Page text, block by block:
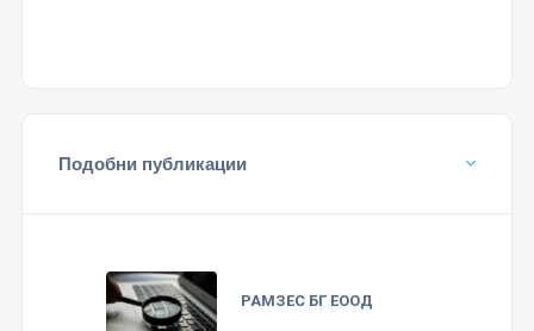
Подобни публикации
РАМЗЕС БГ ЕООД